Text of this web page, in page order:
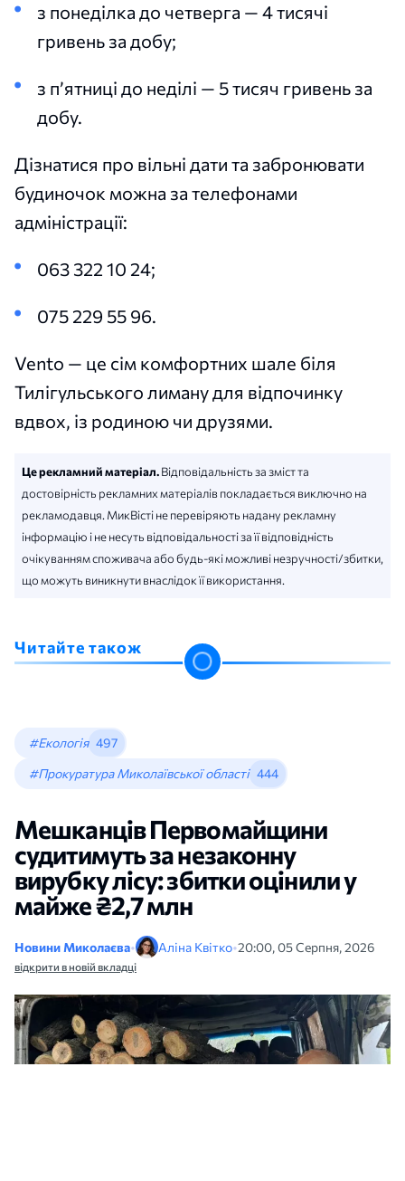
з понеділка до четверга — 4 тисячі
гривень за добу;
з п’ятниці до неділі — 5 тисяч гривень за
добу.
Дізнатися про вільні дати та забронювати
будиночок можна за телефонами
адміністрації:
063 322 10 24;
075 229 55 96.
Vento — це сім комфортних шале біля
Тилігульського лиману для відпочинку
вдвох, із родиною чи друзями.
Це рекламний матеріал.Відповідальність за зміст та
достовірність рекламних матеріалів покладається виключно на
рекламодавця. МикВісті не перевіряють надану рекламну
інформацію і не несуть відповідальності за її відповідність
очікуванням споживача або будь-які можливі незручності/збитки,
що можуть виникнути внаслідок її використання.
Читайте також
#Екологія 497
#Прокуратура Миколаївської області 444
Мешканців Первомайщини
судитимуть за незаконну
вирубку лісу: збитки оцінили у
майже ₴2,7 млн
Новини Миколаєва• Аліна Квітко•20:00, 05 Серпня, 2026
відкрити в новій вкладці